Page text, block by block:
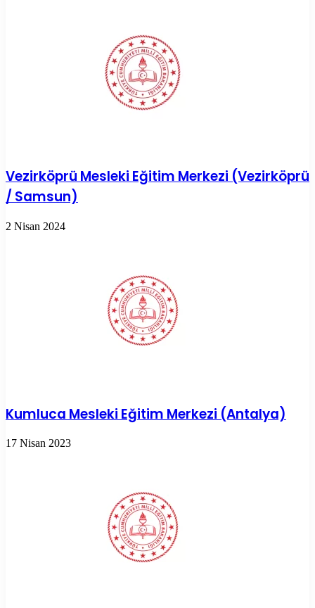
Vezirköprü Mesleki Eğitim Merkezi (Vezirköprü
/ Samsun)
2 Nisan 2024
Kumluca Mesleki Eğitim Merkezi (Antalya)
17 Nisan 2023